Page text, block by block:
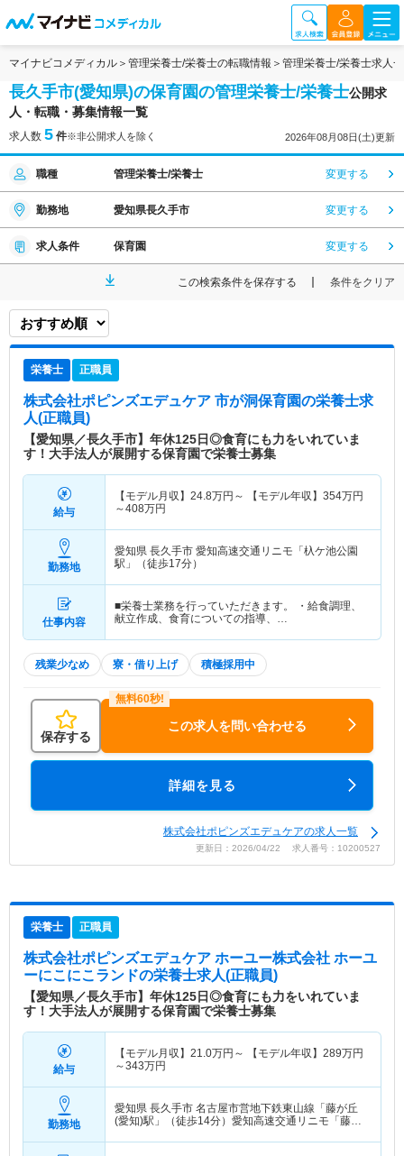
マイナビコメディカル 管理栄養士/栄養士の転職情報 管理栄養士/栄養士求人
長久手市(愛知県)の保育園の管理栄養士/栄養士公開求
人・転職・募集情報一覧
求人数 5 件※非公開求人を除く 2026年08月08日(土)更新
職種 管理栄養士/栄養士 変更する
勤務地 愛知県長久手市 変更する
求人条件 保育園 変更する
この検索条件を保存する 条件をクリア
栄養士 正職員
株式会社ポピンズエデュケア 市が洞保育園の栄養士求
人(正職員)
【愛知県／長久手市】年休125日◎食育にも力をいれていま
す！大手法人が展開する保育園で栄養士募集
給与
【モデル月収】 24.8万円～ 【モデル年収】 354万円
～408万円
勤務地
愛知県 長久手市 愛知高速交通リニモ「杁ケ池公園
駅」（徒歩17分）
仕事内容
■栄養士業務を行っていただきます。 ・給食調理、
献立作成、食育についての指導、…
残業少なめ 寮・借り上げ 積極採用中
保存する
この求人を問い合わせる
詳細を見る
株式会社ポピンズエデュケアの求人一覧
更新日：2026/04/22 求人番号：10200527
栄養士 正職員
株式会社ポピンズエデュケア ホーユー株式会社 ホーユ
ーにこにこランドの栄養士求人(正職員)
【愛知県／長久手市】年休125日◎食育にも力をいれていま
す！大手法人が展開する保育園で栄養士募集
給与
【モデル月収】 21.0万円～ 【モデル年収】 289万円
～343万円
勤務地
愛知県 長久手市 名古屋市営地下鉄東山線「藤が丘
(愛知)駅」（徒歩14分）愛知高速交通リニモ「藤が